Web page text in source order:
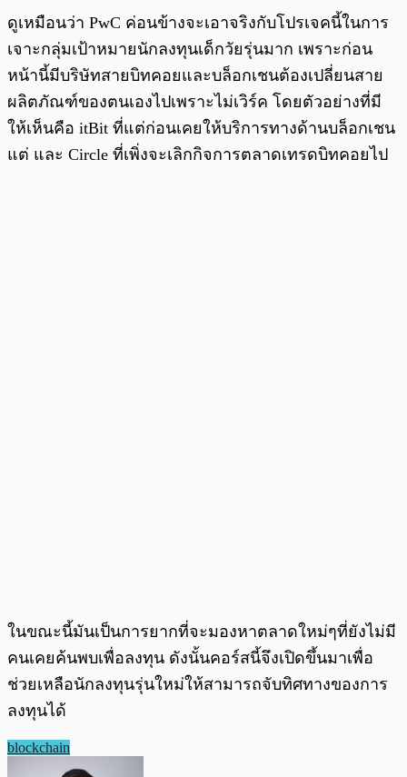
ดูเหมือนว่า PwC ค่อนข้างจะเอาจริงกับโปรเจคนี้ในการ
เจาะกลุ่มเป้าหมายนักลงทุนเด็กวัยรุ่นมาก เพราะก่อน
หน้านี้มีบริษัทสายบิทคอยและบล็อกเชนต้องเปลี่ยนสาย
ผลิตภัณฑ์ของตนเองไปเพราะไม่เวิร์ค โดยตัวอย่างที่มี
ให้เห็นคือ itBit ที่แต่ก่อนเคยให้บริการทางด้านบล็อกเชน
แต่ และ Circle ที่เพิ่งจะเลิกกิจการตลาดเทรดบิทคอยไป
ในขณะนี้มันเป็นการยากที่จะมองหาตลาดใหม่ๆที่ยังไม่มี
คนเคยค้นพบเพื่อลงทุน ดังนั้นคอร์สนี้จึงเปิดขึ้นมาเพื่อ
ช่วยเหลือนักลงทุนรุ่นใหม่ให้สามารถจับทิศทางของการ
ลงทุนได้
blockchain